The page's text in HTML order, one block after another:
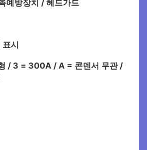
예방장치 / 헤드가드
시
/ 3 = 300A / A = 콘덴서 무관 /